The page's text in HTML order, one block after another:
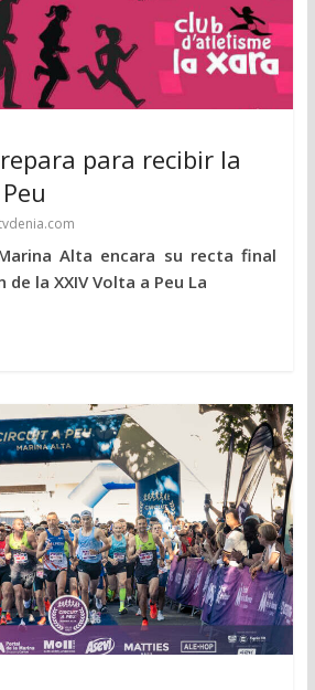
para recibir la
Alta encara su recta final
la XXIV Volta a Peu La